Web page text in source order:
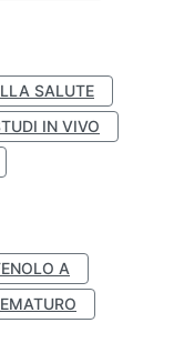
SALUTE
IN VIVO
A